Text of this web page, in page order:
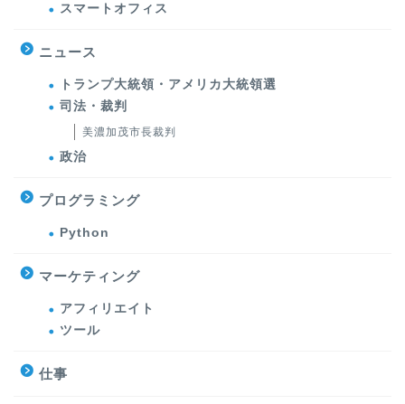
スマートオフィス
ニュース
トランプ大統領・アメリカ大統領選
司法・裁判
美濃加茂市長裁判
政治
プログラミング
Python
マーケティング
アフィリエイト
ツール
仕事